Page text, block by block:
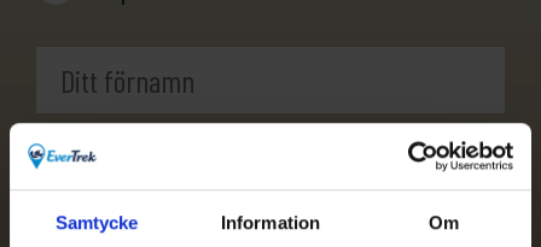
Samtycke Information Om